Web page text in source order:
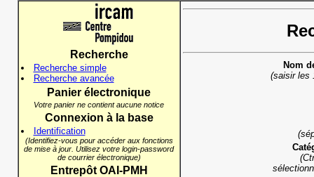
Recherche
Recherche simple
Recherche avancée
Panier électronique
Votre panier ne contient aucune notice
Connexion à la base
Identification
(Identifiez-vous pour accéder aux fonctions
de mise à jour. Utilisez votre login-password
de courrier électronique)
Entrepôt OAI-PMH
Nom
(saisir les